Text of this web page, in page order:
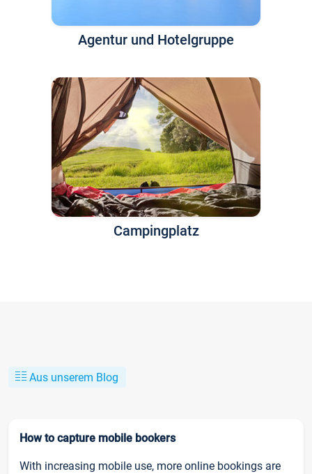
Agentur und Hotelgruppe
Campingplatz
Aus unserem Blog
How to capture mobile bookers
With increasing mobile use, more online bookings are